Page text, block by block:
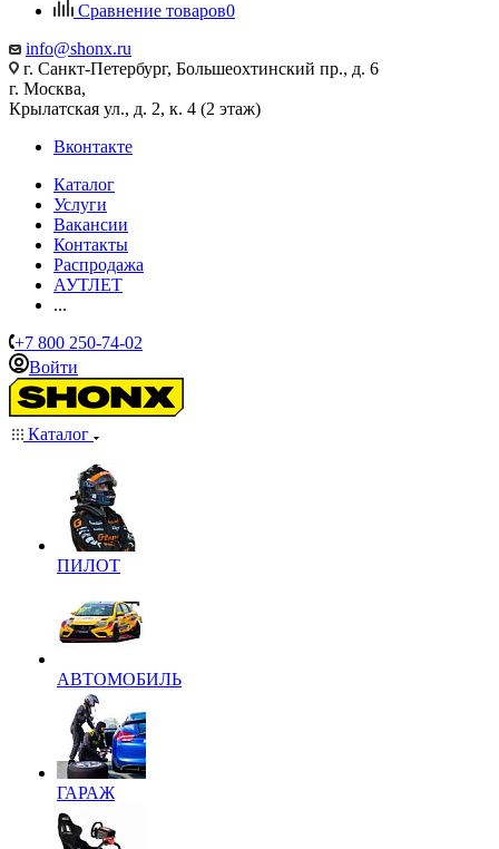
Сравнение товаров0
info@shonx.ru
г. Санкт-Петербург, Большеохтинский пр., д. 6
г. Москва,
Крылатская ул., д. 2, к. 4 (2 этаж)
Вконтакте
Каталог
Услуги
Вакансии
Контакты
Распродажа
АУТЛЕТ
...
+7 800 250-74-02
Войти
Каталог
ПИЛОТ
АВТОМОБИЛЬ
ГАРАЖ